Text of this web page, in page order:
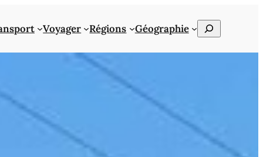
Voyager Régions Géographie Rechercher